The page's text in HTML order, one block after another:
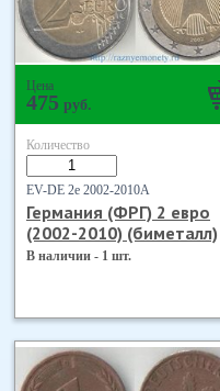
Цена
475 руб.
Количество
EV-DE 2е 2002-2010А
Германия (ФРГ) 2 евро
(2002-2010) (биметалл)
В наличии - 1 шт.